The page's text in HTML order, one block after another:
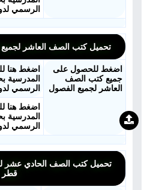
الرسمي
تحميل كتب الصف العاشر
اضغط للحصول على
جميع كتب الصف
العاشر لجميع الفصول
اضغط هنا
المدرسية
الرسمي
اضغط هنا
المدرسية
الرسمي
تحميل كتب الصف الحادي عشر
قطر